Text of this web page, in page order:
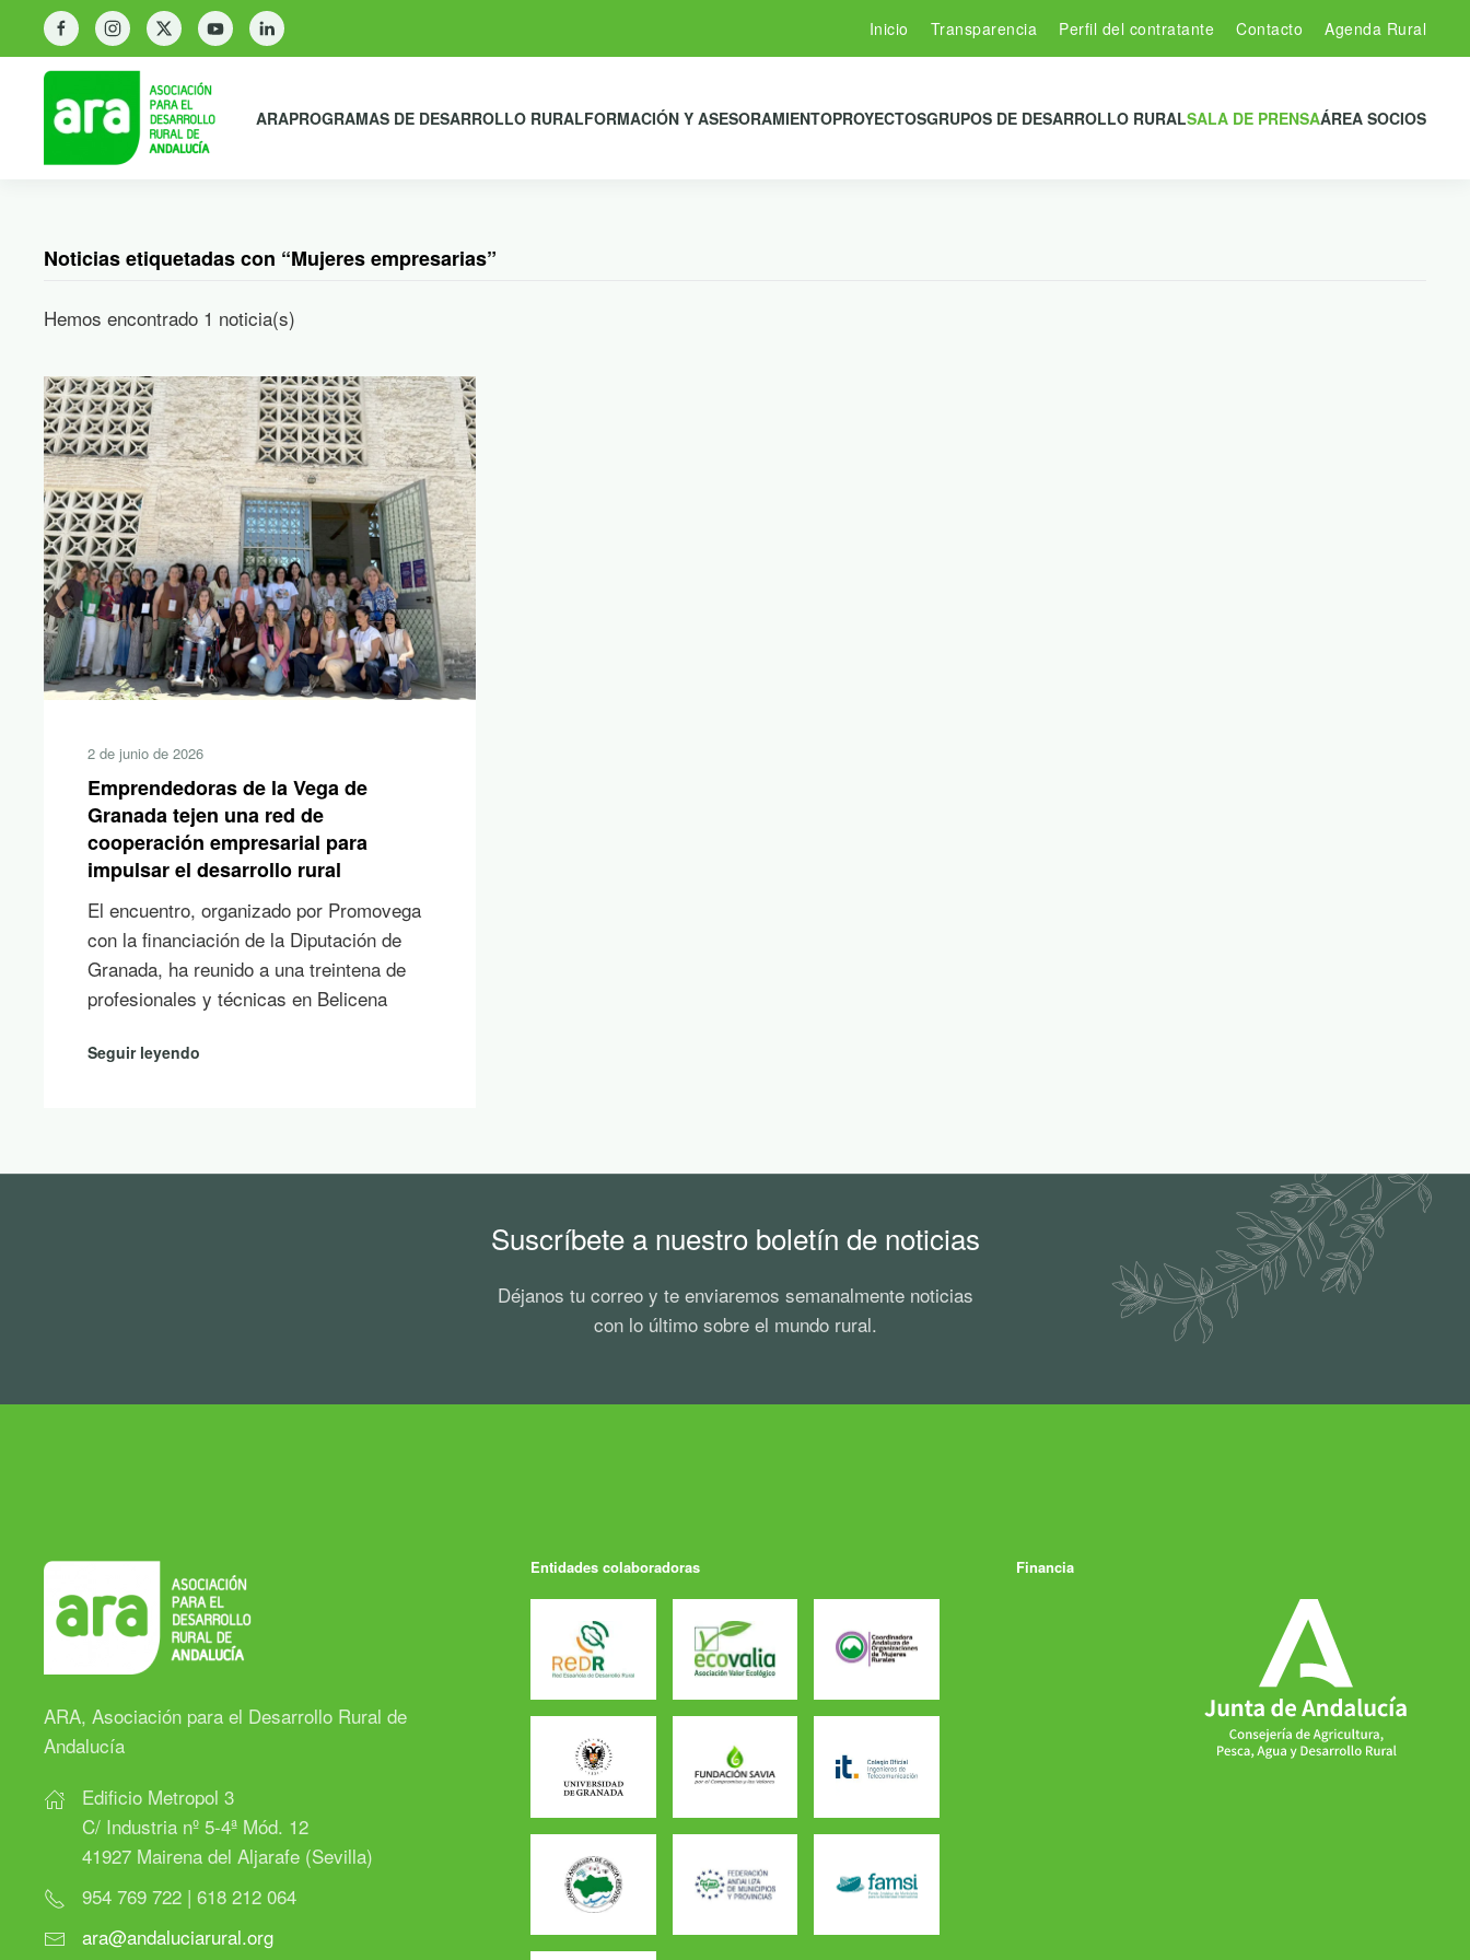
Inicio Transparencia Perfil del contratante Contacto Agenda Rural
ARAPROGRAMAS DE DESARROLLO RURALFORMACIÓN Y ASESORAMIENTOPROYECTOSGRUPOS DE DESARROLLO RURALSALA DE PRENSAÁREA SOCIOS
Noticias etiquetadas con “Mujeres empresarias”
Hemos encontrado 1 noticia(s)
2 de junio de 2026
Emprendedoras de la Vega de
Granada tejen una red de
cooperación empresarial para
impulsar el desarrollo rural
El encuentro, organizado por Promovega
con la financiación de la Diputación de
Granada, ha reunido a una treintena de
profesionales y técnicas en Belicena
Seguir leyendo
Suscríbete a nuestro boletín de noticias
Déjanos tu correo y te enviaremos semanalmente noticias
con lo último sobre el mundo rural.
ARA, Asociación para el Desarrollo Rural de
Andalucía
Edificio Metropol 3
C/ Industria nº 5-4ª Mód. 12
41927 Mairena del Aljarafe (Sevilla)
954 769 722 | 618 212 064
ara@andaluciarural.org
Entidades colaboradoras Financia